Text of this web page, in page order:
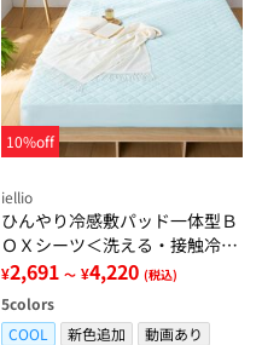
10%off
iellio
ひんやり冷感敷パッド一体型Ｂ
ＯＸシーツ＜洗える・接触冷
感・抗菌防臭・時短・家事楽・
ボックスシーツ・寝苦しさ対策
＞
¥2,691 ～ ¥4,220 (税込)
5colors
COOL
新色追加
動画あり